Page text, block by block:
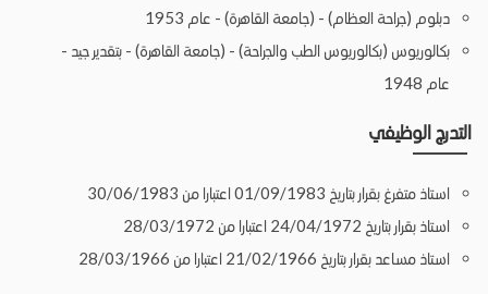
دبلوم (جراحة العظام) - (جامعة القاهرة) - عام 1953
بكالوريوس (بكالوريوس الطب والجراحة) - (جامعة القاهرة) - بتقدير جيد -
عام 1948
التدرج الوظيفي
استاذ متفرغ بقرار بتاريخ 01/09/1983 اعتبارا من 30/06/1983
استاذ بقرار بتاريخ 24/04/1972 اعتبارا من 28/03/1972
استاذ مساعد بقرار بتاريخ 21/02/1966 اعتبارا من 28/03/1966